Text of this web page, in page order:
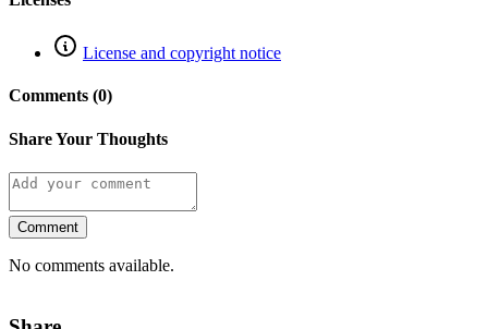
License and copyright notice
Comments (0)
Share Your Thoughts
Comment
No comments available.